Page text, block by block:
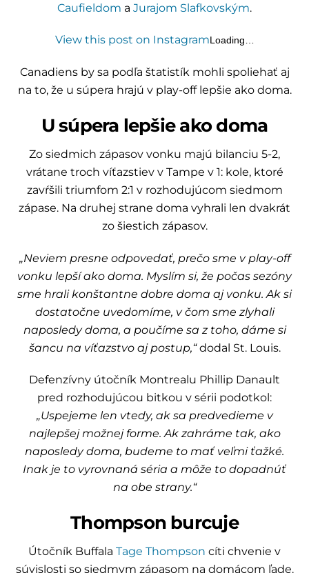
Caufieldom a Jurajom Slafkovským.
View this post on InstagramLoading…
Canadiens by sa podľa štatistík mohli spoliehať aj
na to, že u súpera hrajú v play-off lepšie ako doma.
U súpera lepšie ako doma
Zo siedmich zápasov vonku majú bilanciu 5-2,
vrátane troch víťazstiev v Tampe v 1: kole, ktoré
zavŕšili triumfom 2:1 v rozhodujúcom siedmom
zápase. Na druhej strane doma vyhrali len dvakrát
zo šiestich zápasov.
„Neviem presne odpovedať, prečo sme v play-off
vonku lepší ako doma. Myslím si, že počas sezóny
sme hrali konštantne dobre doma aj vonku. Ak si
dostatočne uvedomíme, v čom sme zlyhali
naposledy doma, a poučíme sa z toho, dáme si
šancu na víťazstvo aj postup,“dodal St. Louis.
Defenzívny útočník Montrealu Phillip Danault
pred rozhodujúcou bitkou v sérii podotkol:
„Uspejeme len vtedy, ak sa predvedieme v
najlepšej možnej forme. Ak zahráme tak, ako
naposledy doma, budeme to mať veľmi ťažké.
Inak je to vyrovnaná séria a môže to dopadnúť
na obe strany.“
Thompson burcuje
Útočník Buffala Tage Thompson cíti chvenie v
súvislosti so siedmym zápasom na domácom ľade.